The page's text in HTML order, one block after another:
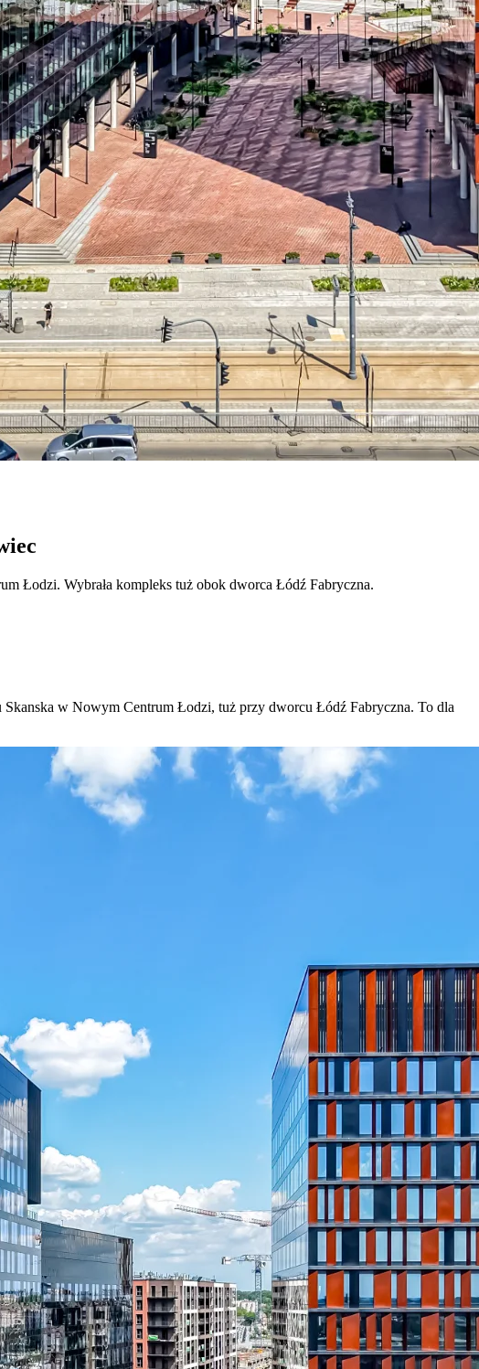
Łodzi. Wybrała kompleks tuż obok dworca Łódź Fabryczna.
w Nowym Centrum Łodzi, tuż przy dworcu Łódź Fabryczna. To dla